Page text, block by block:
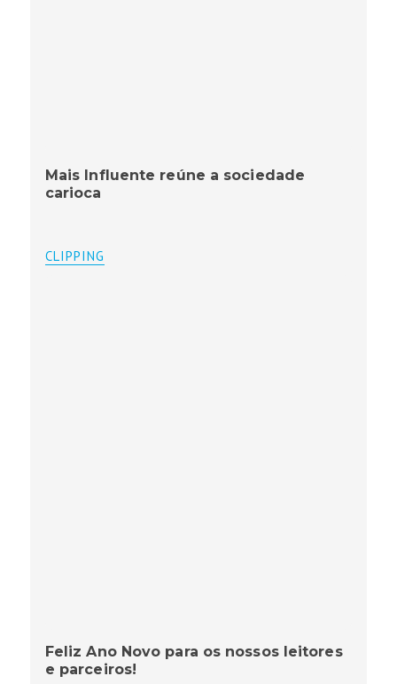
Mais Influente reúne a sociedade
carioca
CLIPPING
Feliz Ano Novo para os nossos leitores
e parceiros!